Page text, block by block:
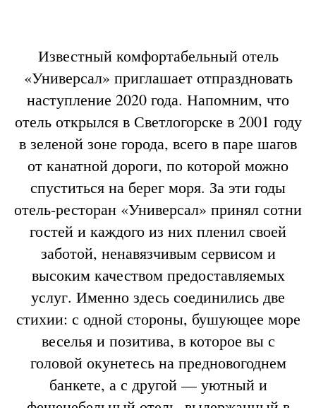
Известный комфортабельный отель
«Универсал» приглашает отпраздновать
наступление 2020 года. Напомним, что
отель открылся в Светлогорске в 2001 году
в зеленой зоне города, всего в паре шагов
от канатной дороги, по которой можно
спуститься на берег моря. За эти годы
отель-ресторан «Универсал» принял сотни
гостей и каждого из них пленил своей
заботой, ненавязчивым сервисом и
высоким качеством предоставляемых
услуг. Именно здесь соединились две
стихии: с одной стороны, бушующее море
веселья и позитива, в которое вы с
головой окунетесь на предновогоднем
банкете, а с другой — уютный и